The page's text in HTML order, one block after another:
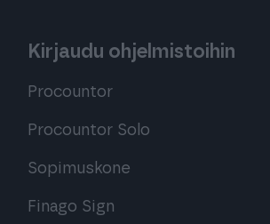
Kirjaudu ohjelmistoihin
Procountor
Procountor Solo
Sopimuskone
Finago Sign